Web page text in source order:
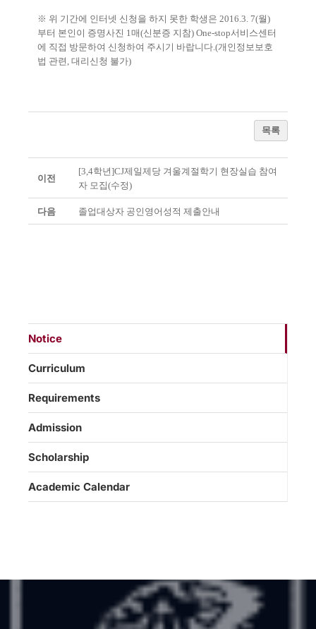
※ 위 기간에 인터넷 신청을 하지 못한 학생은 2016.3. 7(월)
부터 본인이 증명사진 1매(신분증 지참) One-stop서비스센터
에 직접 방문하여 신청하여 주시기 바랍니다.(개인정보보호
법 관련, 대리신청 불가)
목록
이전
[3,4학년]CJ제일제당 겨울계절학기 현장실습 참여
자 모집(수정)
다음 졸업대상자 공인영어성적 제출안내
Notice
Curriculum
Requirements
Admission
Scholarship
Academic Calendar